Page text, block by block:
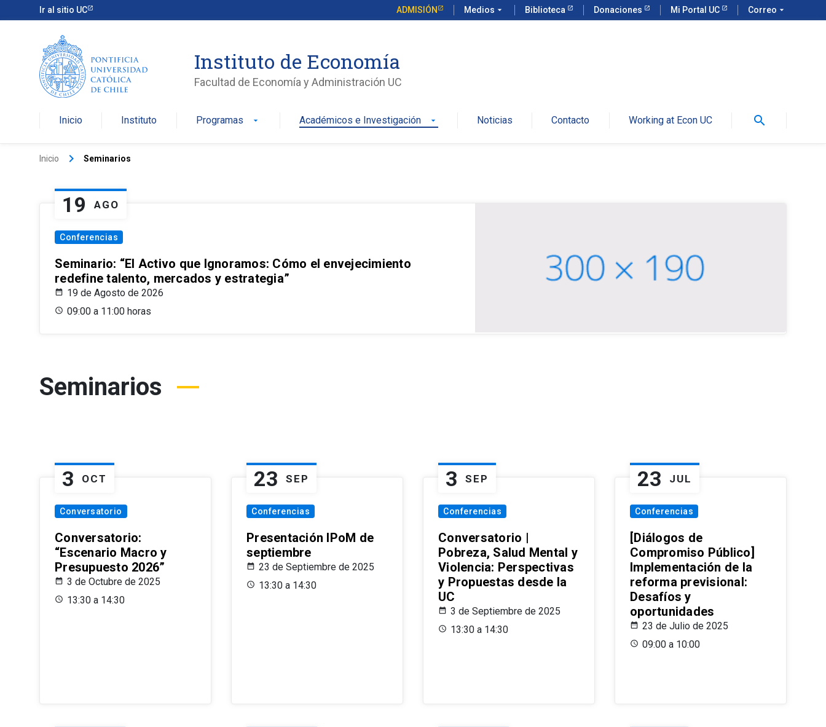
Ir al sitio UC ADMISIÓN Medios arrow_drop_down Biblioteca Donaciones Mi Portal UC Correo arrow_drop_down
Instituto de Economía
Facultad de Economía y Administración UC
Inicio Instituto Programas arrow_drop_down Académicos e Investigación arrow_drop_down Noticias Contacto Working at Econ UC search
Inicio keyboard_arrow_right Seminarios
19 AGO
Conferencias
Seminario: “El Activo que Ignoramos: Cómo el envejecimiento
redefine talento, mercados y estrategia”
19 de Agosto de 2026
09:00 a 11:00 horas
Seminarios
3 OCT
Conversatorio
Conversatorio:
“Escenario Macro y
Presupuesto 2026”
3 de Octubre de 2025
13:30 a 14:30
23 SEP
Conferencias
Presentación IPoM de
septiembre
23 de Septiembre de 2025
13:30 a 14:30
3 SEP
Conferencias
Conversatorio |
Pobreza, Salud Mental y
Violencia: Perspectivas
y Propuestas desde la
UC
3 de Septiembre de 2025
13:30 a 14:30
23 JUL
Conferencias
[Diálogos de
Compromiso Público]
Implementación de la
reforma previsional:
Desafíos y
oportunidades
23 de Julio de 2025
09:00 a 10:00